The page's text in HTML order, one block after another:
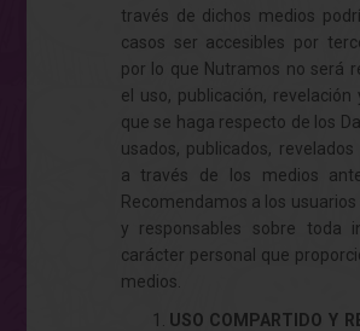
través de dichos medios
casos ser accesibles por
por lo que Nutramos no será
el uso, publicación, revelación
que se haga respecto de los
usados, publicados,
a través de los medios
Recomendamos a los
y responsables sobre toda
carácter personal que
medios.
USO COMPARTIDO Y